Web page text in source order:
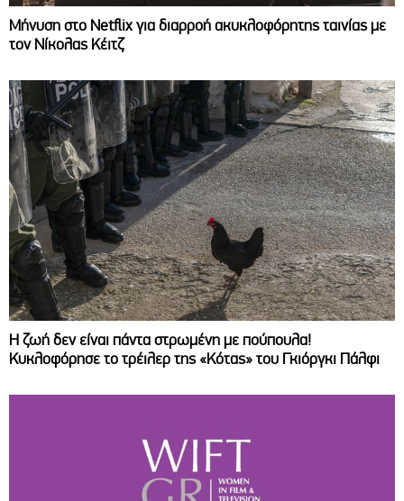
Μήνυση στο Netflix για διαρροή ακυκλοφόρητης ταινίας με
τον Νίκολας Κέιτζ
Η ζωή δεν είναι πάντα στρωμένη με πούπουλα!
Κυκλοφόρησε το τρέιλερ της «Κότας» του Γκιόργκι Πάλφι